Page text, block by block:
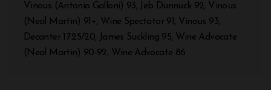
Vinous (Antonio Galloni) 93, Jeb Dunnuck 92, Vinous
(Neal Martin) 91+, Wine Spectator 91, Vinous 93,
Decanter 17.25/20, James Suckling 95, Wine Advocate
(Neal Martin) 90-92, Wine Advocate 86